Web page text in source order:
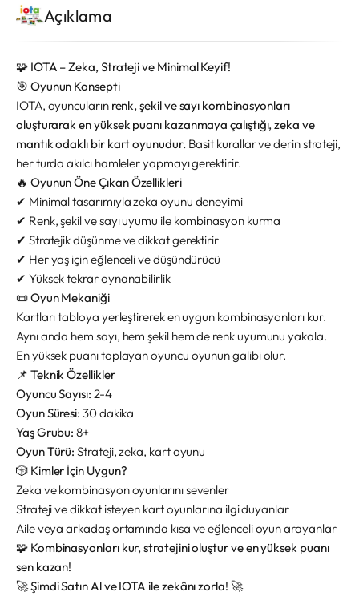
Açıklama
🧩 IOTA – Zeka, Strateji ve Minimal Keyif!
🎯 Oyunun Konsepti
IOTA, oyuncuların renk, şekil ve sayı kombinasyonları
oluşturarak en yüksek puanı kazanmaya çalıştığı, zeka ve
mantık odaklı bir kart oyunudur. Basit kurallar ve derin strateji,
her turda akılcı hamleler yapmayı gerektirir.
🔥 Oyunun Öne Çıkan Özellikleri
✔ Minimal tasarımıyla zeka oyunu deneyimi
✔ Renk, şekil ve sayı uyumu ile kombinasyon kurma
✔ Stratejik düşünme ve dikkat gerektirir
✔ Her yaş için eğlenceli ve düşündürücü
✔ Yüksek tekrar oynanabilirlik
📜 Oyun Mekaniği
Kartları tabloya yerleştirerek en uygun kombinasyonları kur.
Aynı anda hem sayı, hem şekil hem de renk uyumunu yakala.
En yüksek puanı toplayan oyuncu oyunun galibi olur.
📌 Teknik Özellikler
Oyuncu Sayısı: 2-4
Oyun Süresi: 30 dakika
Yaş Grubu: 8+
Oyun Türü: Strateji, zeka, kart oyunu
🎲 Kimler İçin Uygun?
Zeka ve kombinasyon oyunlarını sevenler
Strateji ve dikkat isteyen kart oyunlarına ilgi duyanlar
Aile veya arkadaş ortamında kısa ve eğlenceli oyun arayanlar
🧩 Kombinasyonları kur, stratejini oluştur ve en yüksek puanı
sen kazan!
🚀Şimdi Satın Al ve IOTA ile zekânı zorla! 🚀